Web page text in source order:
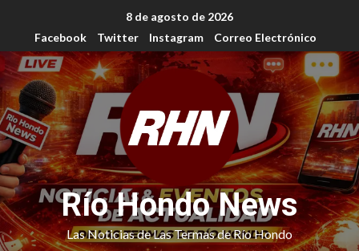
8 de agosto de 2026
Facebook
Twitter Instagram Correo Electrónico
Río Hondo News
Las Noticias de Las Termas de Río Hondo